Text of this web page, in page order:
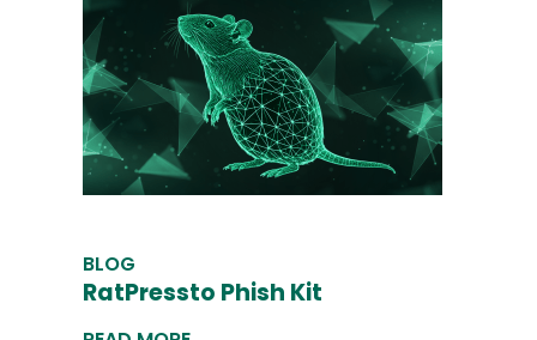
BLOG
RatPressto Phish Kit